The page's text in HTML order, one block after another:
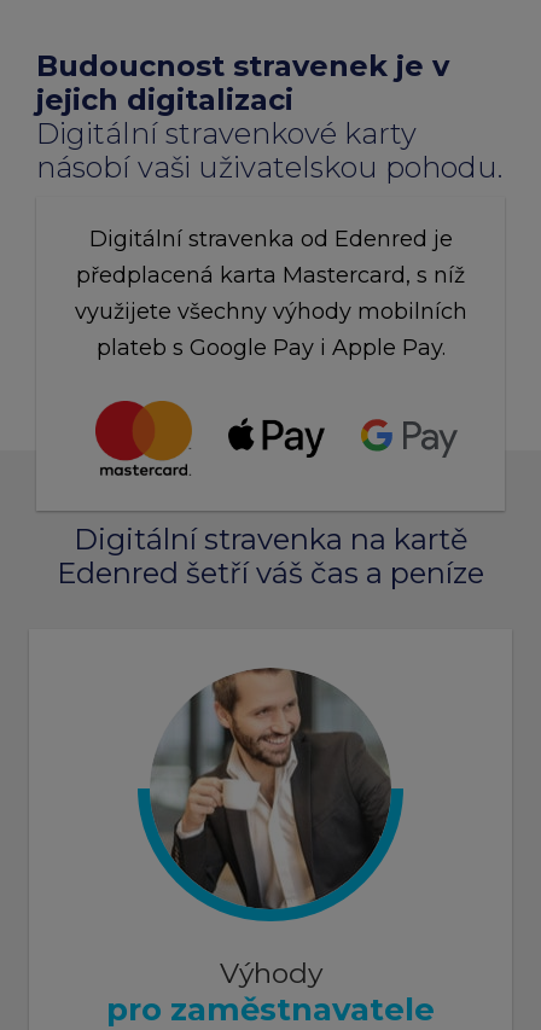
Peněženka Edenred Health
Edenred Card FKSP
Informace k migraci na Edenred Card
All-in-One cafeterie FKSP
Stravenkový portál
Edenred Compliments
Edenred Čistý
Budoucnost stravenek je v
jejich digitalizaci
Digitální stravenkové karty
násobí vaši uživatelskou pohodu.
Digitální stravenka od Edenred je
předplacená karta Mastercard, s níž
využijete všechny výhody mobilních
plateb s Google Pay i Apple Pay.
Digitální stravenka na kartě
Edenred šetří váš čas a peníze
Výhody
pro zaměstnavatele